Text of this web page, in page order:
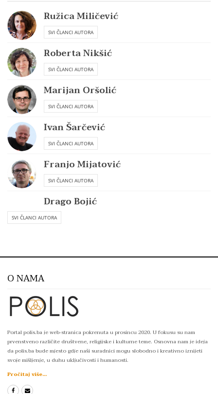
Ružica Miličević
SVI ČLANCI AUTORA
Roberta Nikšić
SVI ČLANCI AUTORA
Marijan Oršolić
SVI ČLANCI AUTORA
Ivan Šarčević
SVI ČLANCI AUTORA
Franjo Mijatović
SVI ČLANCI AUTORA
Drago Bojić
SVI ČLANCI AUTORA
O NAMA
Portal polis.ba je web-stranica pokrenuta u prosincu 2020. U fokusu su nam
prvenstveno različite društvene, religijske i kulturne teme. Osnovna nam je ideja
da polis.ba bude mjesto gdje naši suradnici mogu slobodno i kreativno iznijeti
svoje mišljenje, u duhu uključivosti i humanosti.
Pročitaj više...